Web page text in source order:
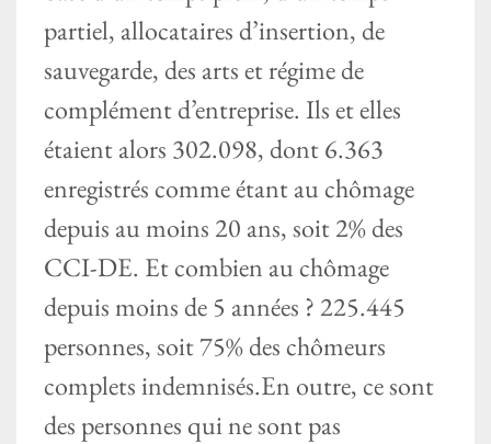
partiel, allocataires d’insertion, de
sauvegarde, des arts et régime de
complément d’entreprise. Ils et elles
étaient alors 302.098, dont 6.363
enregistrés comme étant au chômage
depuis au moins 20 ans, soit 2% des
CCI-DE. Et combien au chômage
depuis moins de 5 années ? 225.445
personnes, soit 75% des chômeurs
complets indemnisés.En outre, ce sont
des personnes qui ne sont pas